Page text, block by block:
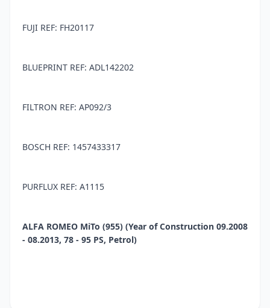
FUJI REF: FH20117
BLUEPRINT REF: ADL142202
FILTRON REF: AP092/3
BOSCH REF: 1457433317
PURFLUX REF: A1115
ALFA ROMEO MiTo (955) (Year of Construction 09.2008
- 08.2013, 78 - 95 PS, Petrol)